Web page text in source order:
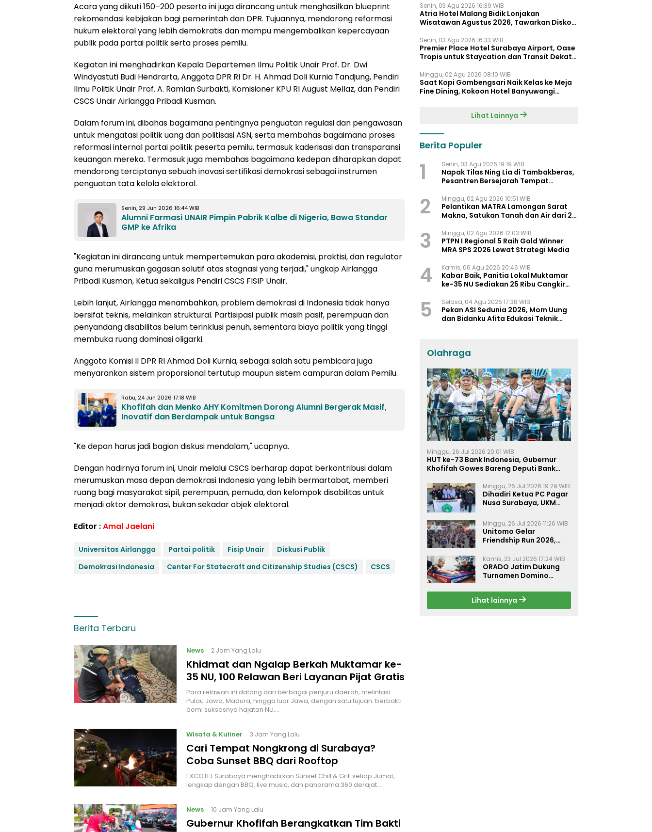
Acara yang diikuti 150–200 peserta ini juga dirancang untuk menghasilkan blueprint
rekomendasi kebijakan bagi pemerintah dan DPR. Tujuannya, mendorong reformasi
hukum elektoral yang lebih demokratis dan mampu mengembalikan kepercayaan
publik pada partai politik serta proses pemilu.
Kegiatan ini menghadirkan Kepala Departemen Ilmu Politik Unair Prof. Dr. Dwi
Windyastuti Budi Hendrarta, Anggota DPR RI Dr. H. Ahmad Doli Kurnia Tandjung, Pendiri
Ilmu Politik Unair Prof. A. Ramlan Surbakti, Komisioner KPU RI August Mellaz, dan Pendiri
CSCS Unair Airlangga Pribadi Kusman.
Dalam forum ini, dibahas bagaimana pentingnya penguatan regulasi dan pengawasan
untuk mengatasi politik uang dan politisasi ASN, serta membahas bagaimana proses
reformasi internal partai politik peserta pemilu, termasuk kaderisasi dan transparansi
keuangan mereka. Termasuk juga membahas bagaimana kedepan diharapkan dapat
mendorong terciptanya sebuah inovasi sertifikasi demokrasi sebagai instrumen
penguatan tata kelola elektoral.
Senin, 29 Jun 2026 16:44 WIB
Alumni Farmasi UNAIR Pimpin Pabrik Kalbe di Nigeria, Bawa Standar
GMP ke Afrika
"Kegiatan ini dirancang untuk mempertemukan para akademisi, praktisi, dan regulator
guna merumuskan gagasan solutif atas stagnasi yang terjadi," ungkap Airlangga
Pribadi Kusman, Ketua sekaligus Pendiri CSCS FISIP Unair.
Lebih lanjut, Airlangga menambahkan, problem demokrasi di Indonesia tidak hanya
bersifat teknis, melainkan struktural. Partisipasi publik masih pasif, perempuan dan
penyandang disabilitas belum terinklusi penuh, sementara biaya politik yang tinggi
membuka ruang dominasi oligarki.
Anggota Komisi II DPR RI Ahmad Doli Kurnia, sebagai salah satu pembicara juga
menyarankan sistem proporsional tertutup maupun sistem campuran dalam Pemilu.
Rabu, 24 Jun 2026 17:18 WIB
Khofifah dan Menko AHY Komitmen Dorong Alumni Bergerak Masif,
Inovatif dan Berdampak untuk Bangsa
"Ke depan harus jadi bagian diskusi mendalam," ucapnya.
Dengan hadirnya forum ini, Unair melalui CSCS berharap dapat berkontribusi dalam
merumuskan masa depan demokrasi Indonesia yang lebih bermartabat, memberi
ruang bagi masyarakat sipil, perempuan, pemuda, dan kelompok disabilitas untuk
menjadi aktor demokrasi, bukan sekadar objek elektoral.
Editor :Amal Jaelani
Universitas Airlangga Partai politik Fisip Unair
Diskusi Publik
Demokrasi Indonesia
Center For Statecraft and Citizenship Studies (CSCS) CSCS
Berita Terbaru
News 2 Jam Yang Lalu
Khidmat dan Ngalap Berkah Muktamar ke-
35 NU, 100 Relawan Beri Layanan Pijat Gratis
Para relawan ini datang dari berbagai penjuru daerah, melintasi
Pulau Jawa, Madura, hingga luar Jawa, dengan satu tujuan: berbakti
demi suksesnya hajatan NU.…
Wisata & Kuliner 3 Jam Yang Lalu
Cari Tempat Nongkrong di Surabaya?
Coba Sunset BBQ dari Rooftop
EXCOTEL Surabaya menghadirkan Sunset Chill & Grill setiap Jumat,
lengkap dengan BBQ, live music, dan panorama 360 derajat.…
News 10 Jam Yang Lalu
Gubernur Khofifah Berangkatkan Tim Bakti
Senin, 03 Agu 2026 16:39 WIB
Atria Hotel Malang Bidik Lonjakan
Wisatawan Agustus 2026, Tawarkan Diskon
Senin, 03 Agu 2026 16:33 WIB
Premier Place Hotel Surabaya Airport, Oase
Tropis untuk Staycation dan Transit Dekat
Minggu, 02 Agu 2026 08:10 WIB
Saat Kopi Gombengsari Naik Kelas ke Meja
Fine Dining, Kokoon Hotel Banyuwangi
Lihat Lainnya
Berita Populer
1 Senin, 03 Agu 2026 19:19 WIB
Napak Tilas Ning Lia di Tambakberas,
Pesantren Bersejarah Tempat
2 Minggu, 02 Agu 2026 10:51 WIB
Pelantikan MATRA Lamongan Sarat
Makna, Satukan Tanah dan Air dari 27
3 Minggu, 02 Agu 2026 12:03 WIB
PTPN I Regional 5 Raih Gold Winner
MRA SPS 2026 Lewat Strategi Media
4 Kamis, 06 Agu 2026 20:46 WIB
Kabar Baik, Panitia Lokal Muktamar
ke-35 NU Sediakan 25 Ribu Cangkir
5 Selasa, 04 Agu 2026 17:38 WIB
Pekan ASI Sedunia 2026, Mom Uung
dan Bidanku Afita Edukasi Teknik
Olahraga
Minggu, 26 Jul 2026 20:01 WIB
HUT ke-73 Bank Indonesia, Gubernur
Khofifah Gowes Bareng Deputi Bank
Minggu, 26 Jul 2026 19:29 WIB
Dihadiri Ketua PC Pagar
Nusa Surabaya, UKM
Sahkan Anggota Baru
Minggu, 26 Jul 2026 11:26 WIB
Unitomo Gelar
Friendship Run 2026,
Sehat di Surabaya
Kamis, 23 Jul 2026 17:24 WIB
ORADO Jatim Dukung
Turnamen Domino
2026 di Surabaya
Lihat lainnya